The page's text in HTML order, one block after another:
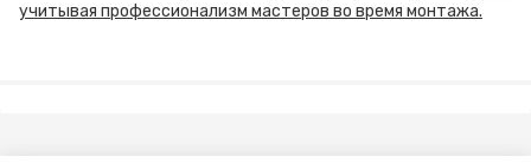
учитывая профессионализм мастеров во время монтажа.